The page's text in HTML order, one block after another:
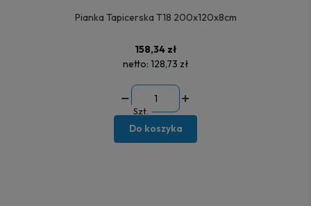
Pianka Tapicerska T18 200x120x8cm
158,34 zł
netto: 128,73 zł
Szt.
Do koszyka